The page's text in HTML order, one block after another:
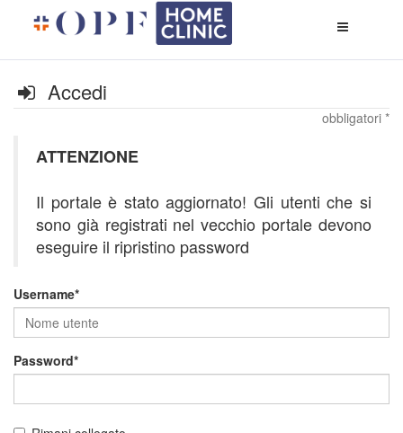
di
Accedi
obbligatori *
ATTENZIONE
Il portale è stato aggiornato! Gli utenti che si
sono già registrati nel vecchio portale devono
eseguire il ripristino password
Username
Password